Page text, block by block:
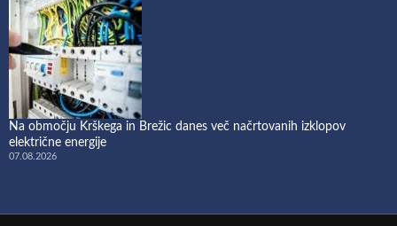
Na območju Krškega in Brežic danes več načrtovanih izklopov
električne energije
07.08.2026